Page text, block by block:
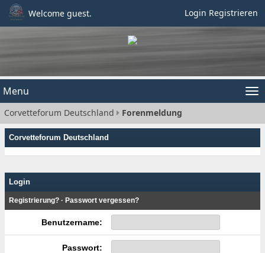
Welcome guest. Login Registrieren
Menu
Corvetteforum Deutschland Forenmeldung
Corvetteforum Deutschland
Login
Registrierung? · Passwort vergessen?
Benutzername:
Passwort: